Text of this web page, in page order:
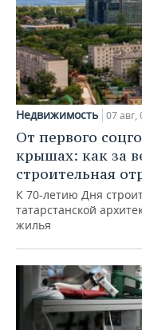
Недвижимость 07 авг,
От первого
крышах: как за
строительная
К 70-летию Дня
татарстанской
жилья